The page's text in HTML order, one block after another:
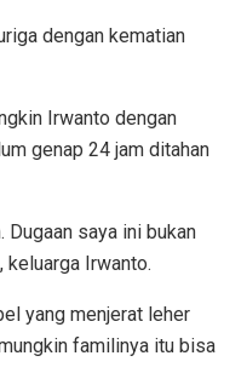
dengan kematian
Irwanto dengan
genap 24 jam ditahan
Dugaan saya ini bukan
keluarga Irwanto.
yang menjerat leher
familinya itu bisa